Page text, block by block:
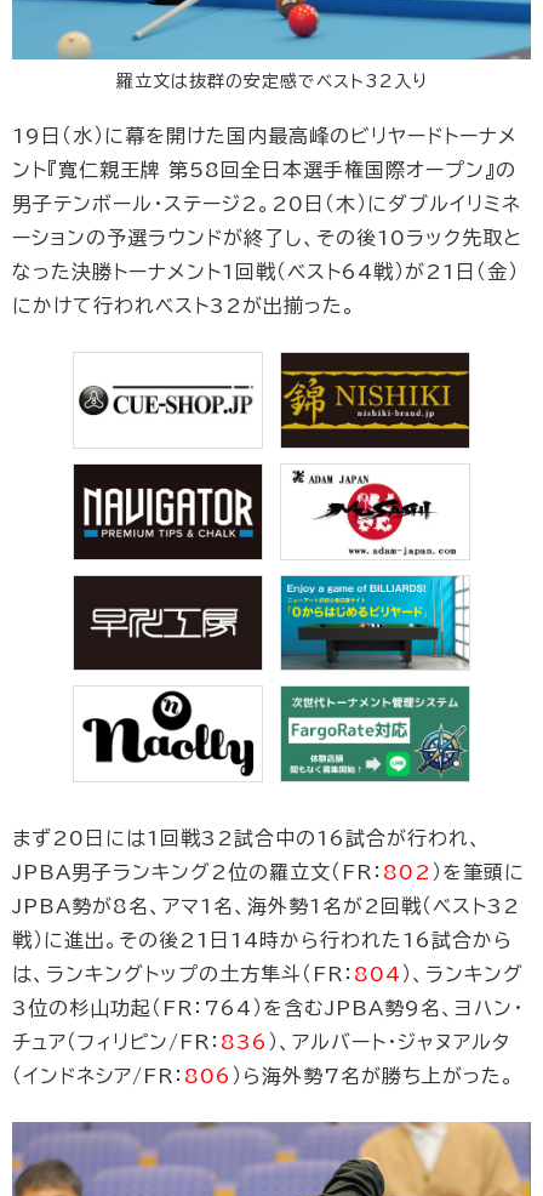
羅立文は抜群の安定感でベスト32入り
19日（水）に幕を開けた国内最高峰のビリヤードトーナメ
ント『寬仁親王牌 第58回全日本選手権国際オープン』の
男子テンボール・ステージ2。20日（木）にダブルイリミネ
ーションの予選ラウンドが終了し、その後10ラック先取と
なった決勝トーナメント1回戦（ベスト64戦）が21日（金）
にかけて行われベスト32が出揃った。
まず20日には1回戦32試合中の16試合が行われ、
JPBA男子ランキング2位の羅立文（FR： 802 ）を筆頭に
JPBA勢が8名、アマ1名、海外勢1名が2回戦（ベスト32
戦）に進出。その後21日14時から行われた16試合から
は、ランキングトップの土方隼斗（FR： 804 ）、ランキング
3位の杉山功起（FR：764）を含むJPBA勢9名、ヨハン・
チュア（フィリピン/FR： 836 ）、アルバート・ジャヌアルタ
（インドネシア/FR： 806 ）ら海外勢7名が勝ち上がった。